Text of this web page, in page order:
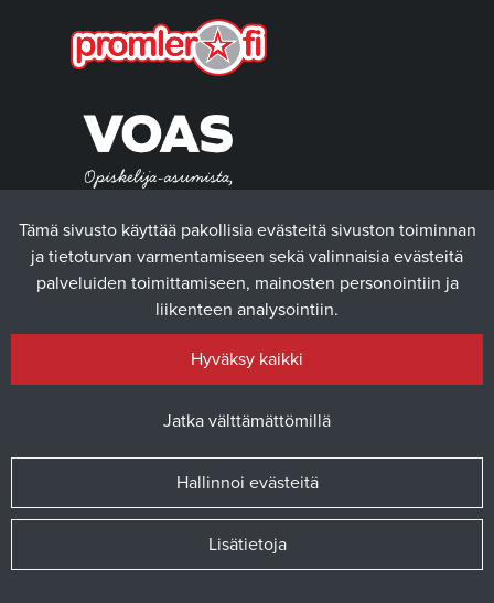
Tämä sivusto käyttää pakollisia evästeitä sivuston toiminnan
ja tietoturvan varmentamiseen sekä valinnaisia evästeitä
palveluiden toimittamiseen, mainosten personointiin ja
liikenteen analysointiin.
Hyväksy kaikki
Jatka välttämättömillä
Hallinnoi evästeitä
Lisätietoja
© 2025 Vaasan yliopiston ylioppilaskunta / VerkkosivustoatFlow